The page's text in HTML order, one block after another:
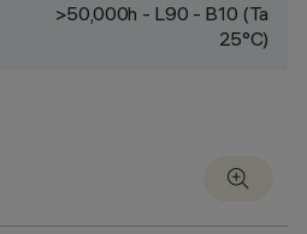
>50,000h - L90 - B10 (Ta
25°C)